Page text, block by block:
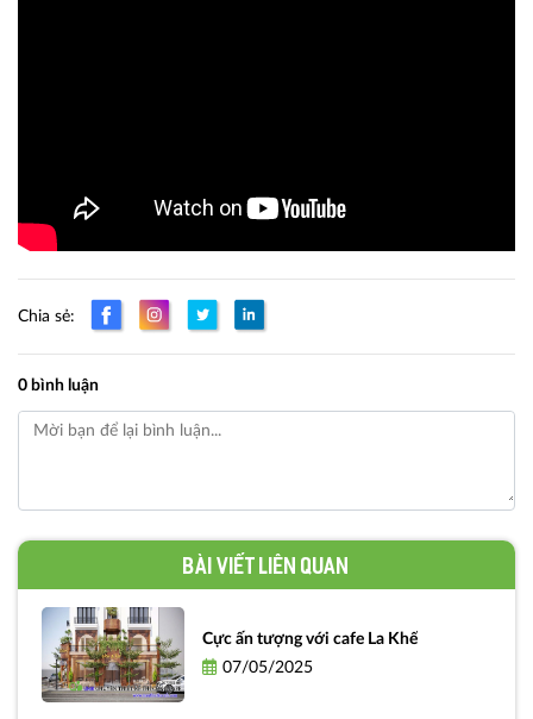
Chia sẻ:
0 bình luận
Bài viết liên quan
Cực ấn tượng với cafe La Khế
07/05/2025